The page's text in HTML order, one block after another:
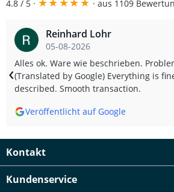
4.8 / 5 · · aus 1109
Reinhard Lohr
05-08-2026
Alles ok. Ware wie beschrieben.
(Translated by Google) Everything is
described. Smooth transaction.
Veröffentlicht auf Google
‹
Kontakt
Kundenservice